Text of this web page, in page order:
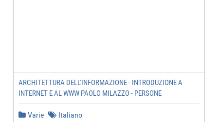
ARCHITETTURA DELL'INFORMAZIONE - INTRODUZIONE A
INTERNET E AL WWW PAOLO MILAZZO - PERSONE
Varie Italiano